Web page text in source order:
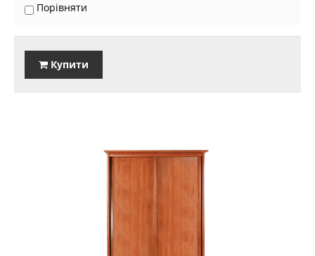
Порівняти
Купити